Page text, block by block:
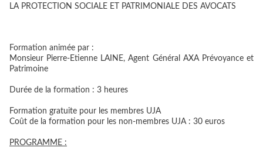
LA PROTECTION SOCIALE ET PATRIMONIALE DES AVOCATS
Formation animée par :
Monsieur Pierre-Etienne LAINE, Agent Général AXA Prévoyance et
Patrimoine
Durée de la formation : 3 heures
Formation gratuite pour les membres UJA
Coût de la formation pour les non-membres UJA : 30 euros
PROGRAMME :